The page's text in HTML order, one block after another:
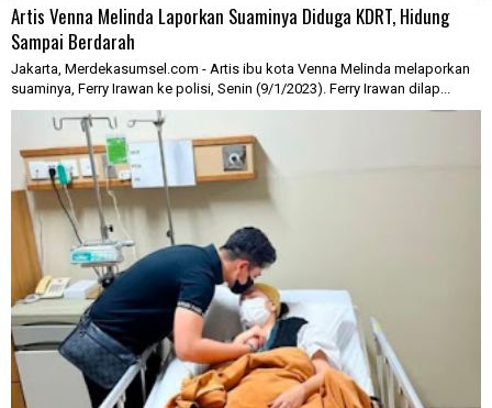
Artis Venna Melinda Laporkan Suaminya Diduga KDRT, Hidung
Sampai Berdarah
Jakarta, Merdekasumsel.com - Artis ibu kota Venna Melinda melaporkan
suaminya, Ferry Irawan ke polisi, Senin (9/1/2023). Ferry Irawan dilap...